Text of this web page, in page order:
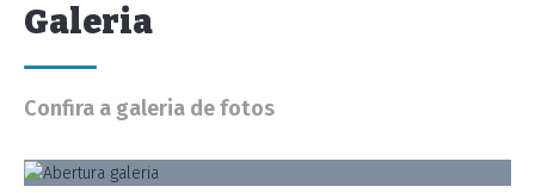
Galeria
Confira a galeria de fotos